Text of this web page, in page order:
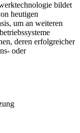
bildet
heutigen
um an weiteren
deren erfolgreicher
oder